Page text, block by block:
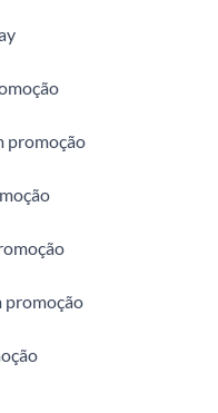
promoção
promoção